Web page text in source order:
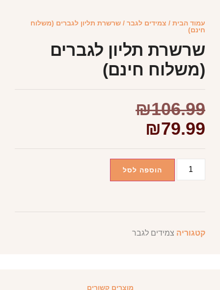
עמוד הבית / צמידים לגבר / שרשרת תליון לגברים (משלוח
חינם)
שרשרת תליון לגברים
(משלוח חינם)
₪106.99
₪79.99
הוספה לסל
קטגוריה צמידים לגבר
מוצרים קשורים